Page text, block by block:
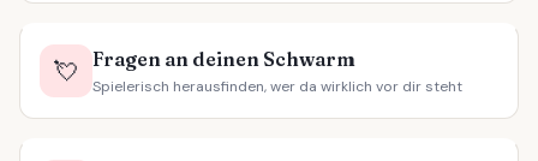
💘 Fragen an deinen Schwarm
Spielerisch herausfinden, wer da wirklich vor dir steht